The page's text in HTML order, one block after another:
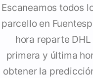
Escaneamos todos
parcello en
hora reparte
primera y última
obtener la